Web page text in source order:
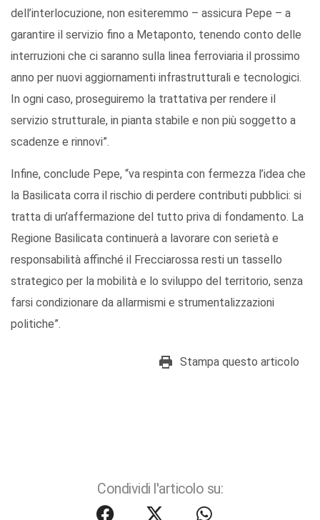
dell’interlocuzione, non esiteremmo – assicura Pepe – a
garantire il servizio fino a Metaponto, tenendo conto delle
interruzioni che ci saranno sulla linea ferroviaria il prossimo
anno per nuovi aggiornamenti infrastrutturali e tecnologici.
In ogni caso, proseguiremo la trattativa per rendere il
servizio strutturale, in pianta stabile e non più soggetto a
scadenze e rinnovi”.
Infine, conclude Pepe, “va respinta con fermezza l’idea che
la Basilicata corra il rischio di perdere contributi pubblici: si
tratta di un’affermazione del tutto priva di fondamento. La
Regione Basilicata continuerà a lavorare con serietà e
responsabilità affinché il Frecciarossa resti un tassello
strategico per la mobilità e lo sviluppo del territorio, senza
farsi condizionare da allarmismi e strumentalizzazioni
politiche”.
Stampa questo articolo
Condividi l'articolo su: